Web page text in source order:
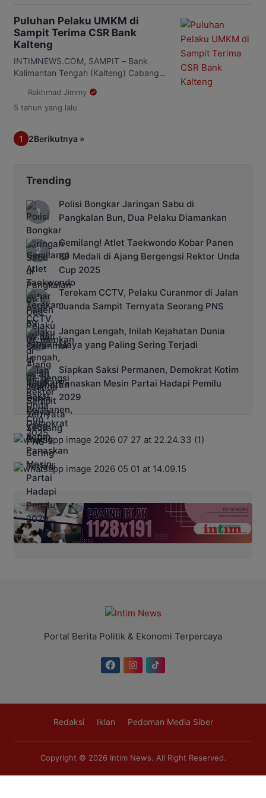
lahan. Hal itu dilakukan agar
perkebunan kelapa sawit dapat
dimanfaatkan secara optimal, sekaligus
untuk menyelesaikan masalah legalitas
lahan yang terjadi. Terkait dengan hal
Puluhan Pelaku UMKM di
Sampit Terima CSR Bank
Kalteng
INTIMNEWS.COM, SAMPIT – Bank
Kalimantan Tengah (Kalteng) Cabang
Sosial Perusahaan atau Corporate
Social Responsibility (CSR) kepada
Menengah (UMKM) setempat. Menurut
koordinator UMKM Berkah, Nur
belakang sektor menerima bantuan
simbolis dilangsungkan di aula Rumah
[…]
Rakhmad Jimmy
5 tahun yang lalu
1 2Berikutnya »
Trending
Polisi Bongkar Jaringan Sabu di
Pangkalan Bun, Dua Pelaku Diamankan
Gemilang! Atlet Taekwondo Kobar Panen
89 Medali di Ajang Bergengsi Rektor Unda
Cup 2025
Terekam CCTV, Pelaku Curanmor di Jalan
Juanda Sampit Ternyata Seorang PNS
Jangan Lengah, Inilah Kejahatan Dunia
Maya yang Paling Sering Terjadi
Siapkan Saksi Permanen, Demokrat Kotim
Panaskan Mesin Partai Hadapi Pemilu
2029
Portal Berita Politik & Ekonomi Terpercaya
Redaksi Iklan Pedoman Media Siber
Copyright © 2026 Intim News. All Right Reserved.